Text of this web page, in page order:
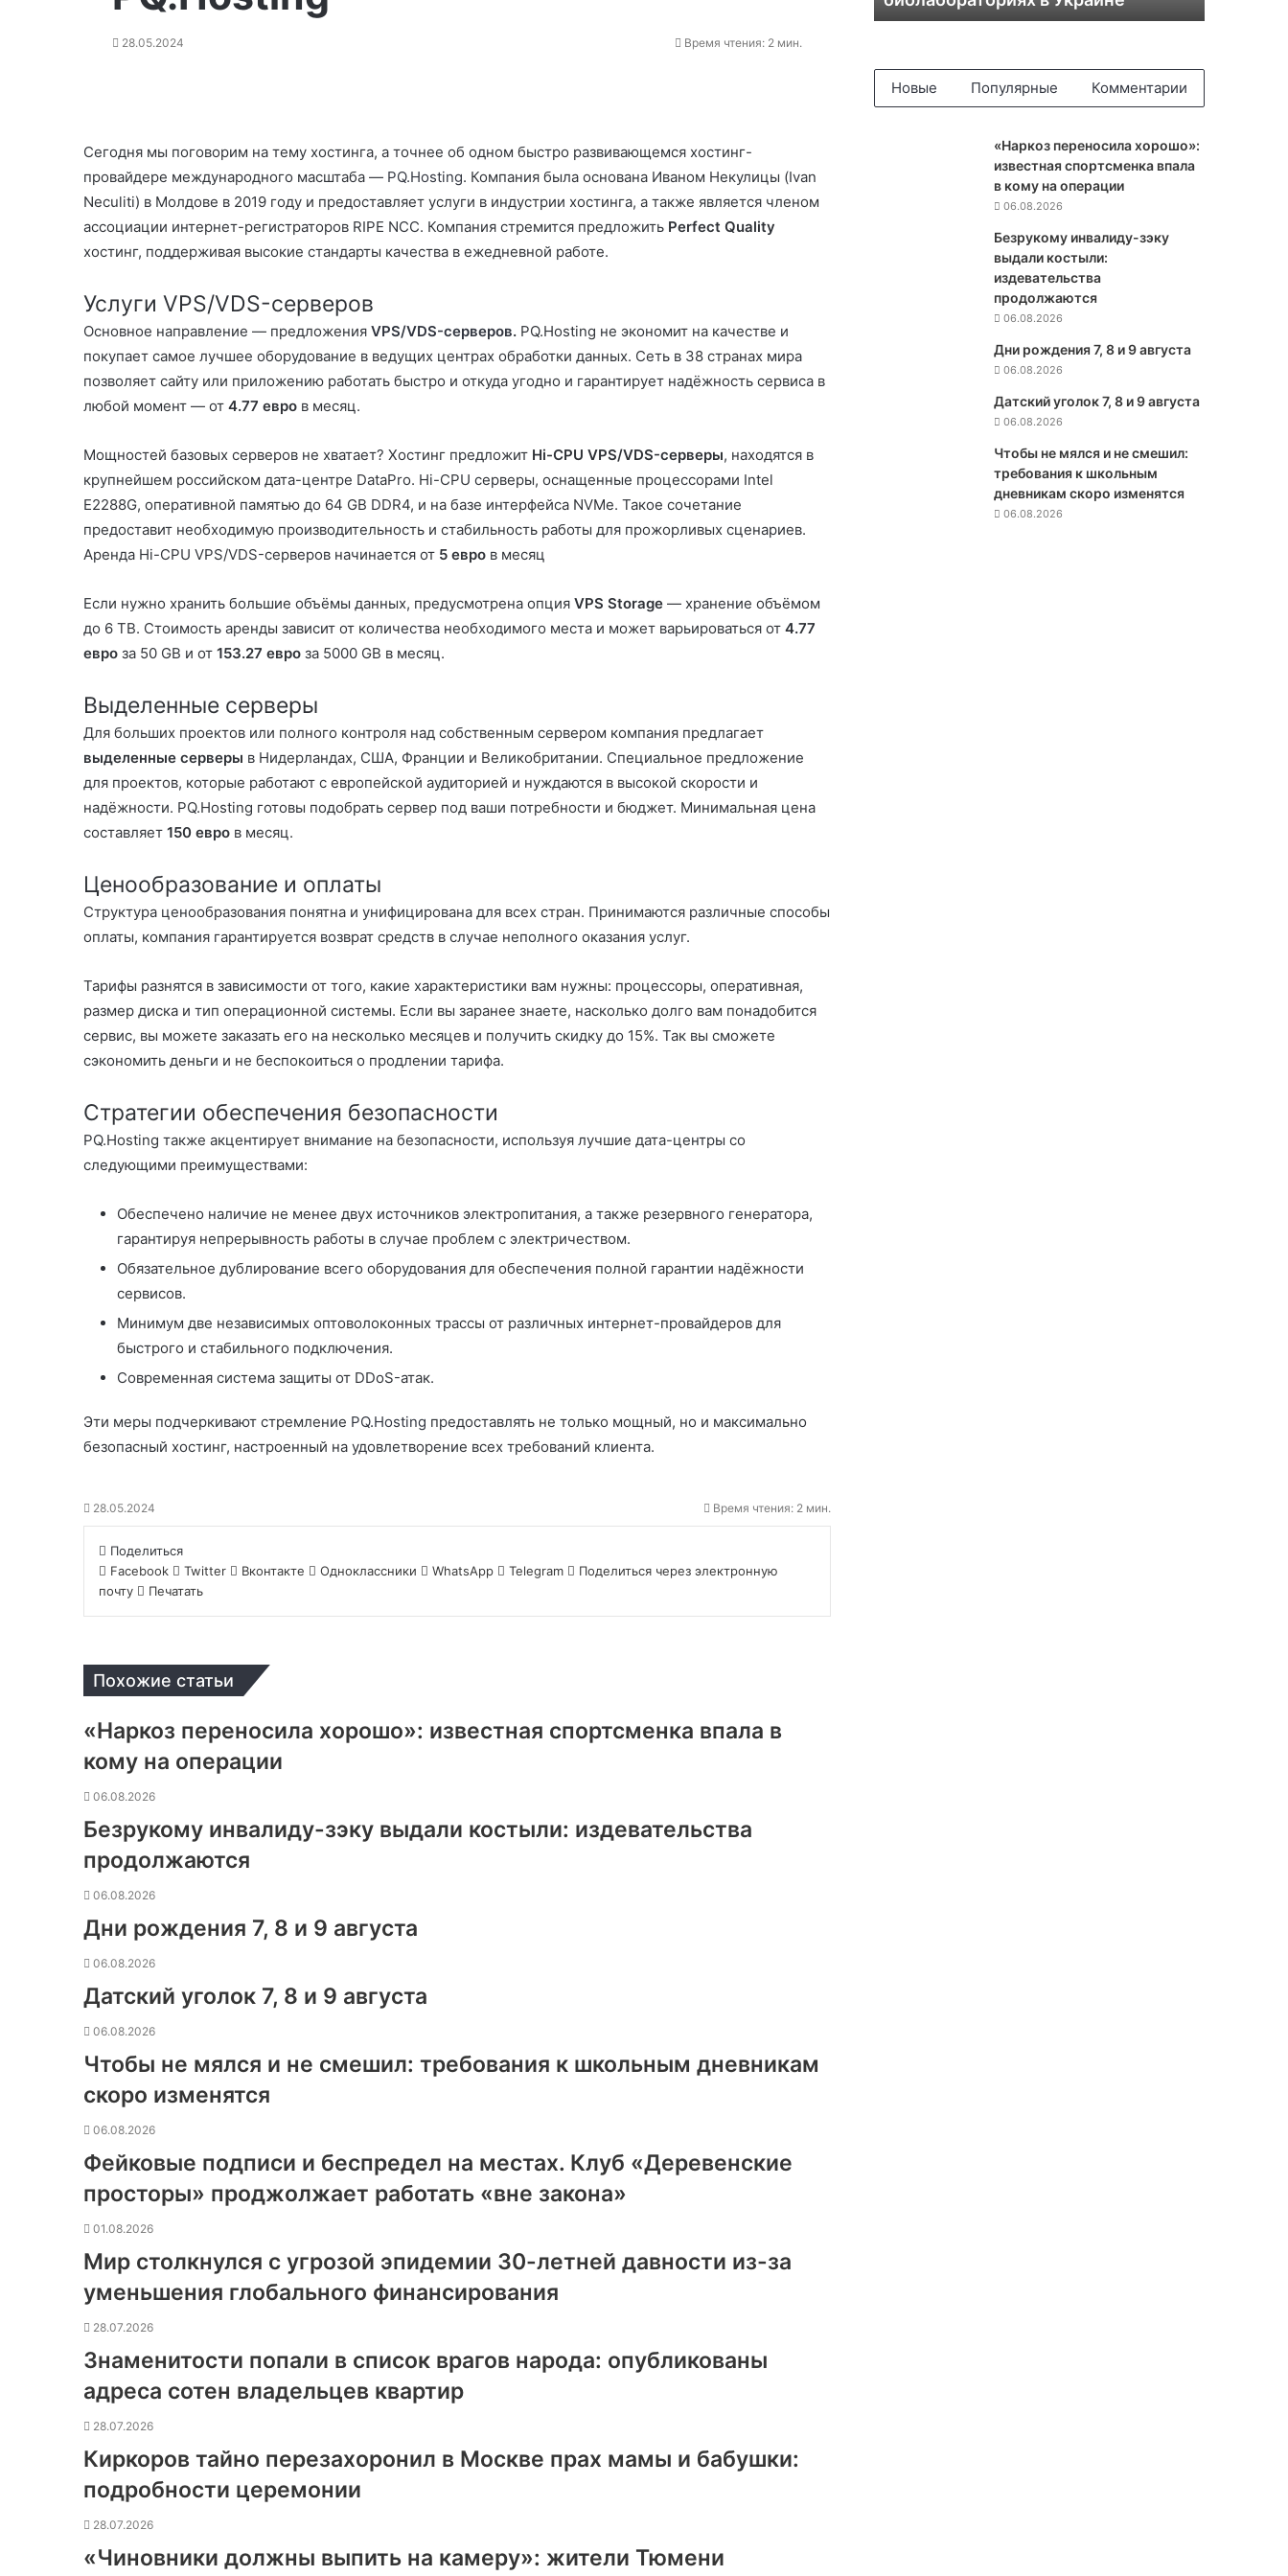
28.05.2024 Время чтения: 2 мин.
Сегодня мы поговорим на тему хостинга, а точнее об одном быстро развивающемся хостинг-
провайдере международного масштаба — PQ.Hosting. Компания была основана Иваном Некулицы (Ivan
Neculiti) в Молдове в 2019 году и предоставляет услуги в индустрии хостинга, а также является членом
ассоциации интернет-регистраторов RIPE NCC. Компания стремится предложить Perfect Quality
хостинг, поддерживая высокие стандарты качества в ежедневной работе.
Услуги VPS/VDS-серверов
Основное направление — предложения VPS/VDS-серверов. PQ.Hosting не экономит на качестве и
покупает самое лучшее оборудование в ведущих центрах обработки данных. Сеть в 38 странах мира
позволяет сайту или приложению работать быстро и откуда угодно и гарантирует надёжность сервиса в
любой момент — от 4.77 евро в месяц.
Мощностей базовых серверов не хватает? Хостинг предложит Hi-CPU VPS/VDS-серверы, находятся в
крупнейшем российском дата-центре DataPro. Hi-CPU серверы, оснащенные процессорами Intel
E2288G, оперативной памятью до 64 GB DDR4, и на базе интерфейса NVMe. Такое сочетание
предоставит необходимую производительность и стабильность работы для прожорливых сценариев.
Аренда Hi-CPU VPS/VDS-серверов начинается от 5 евро в месяц
Если нужно хранить большие объёмы данных, предусмотрена опция VPS Storage — хранение объёмом
до 6 TB. Стоимость аренды зависит от количества необходимого места и может варьироваться от 4.77
евро за 50 GB и от 153.27 евро за 5000 GB в месяц.
Выделенные серверы
Для больших проектов или полного контроля над собственным сервером компания предлагает
выделенные серверы в Нидерландах, США, Франции и Великобритании. Специальное предложение
для проектов, которые работают с европейской аудиторией и нуждаются в высокой скорости и
надёжности. PQ.Hosting готовы подобрать сервер под ваши потребности и бюджет. Минимальная цена
составляет 150 евро в месяц.
Ценообразование и оплаты
Структура ценообразования понятна и унифицирована для всех стран. Принимаются различные способы
оплаты, компания гарантируется возврат средств в случае неполного оказания услуг.
Тарифы разнятся в зависимости от того, какие характеристики вам нужны: процессоры, оперативная,
размер диска и тип операционной системы. Если вы заранее знаете, насколько долго вам понадобится
сервис, вы можете заказать его на несколько месяцев и получить скидку до 15%. Так вы сможете
сэкономить деньги и не беспокоиться о продлении тарифа.
Стратегии обеспечения безопасности
PQ.Hosting также акцентирует внимание на безопасности, используя лучшие дата-центры со
следующими преимуществами:
Обеспечено наличие не менее двух источников электропитания, а также резервного генератора,
гарантируя непрерывность работы в случае проблем с электричеством.
Обязательное дублирование всего оборудования для обеспечения полной гарантии надёжности
сервисов.
Минимум две независимых оптоволоконных трассы от различных интернет-провайдеров для
быстрого и стабильного подключения.
Современная система защиты от DDoS-атак.
Эти меры подчеркивают стремление PQ.Hosting предоставлять не только мощный, но и максимально
безопасный хостинг, настроенный на удовлетворение всех требований клиента.
28.05.2024 Время чтения: 2 мин.
Поделиться
Facebook
Twitter Вконтакте Одноклассники WhatsApp Telegram
Поделиться через электронную
почту
Печатать
Похожие статьи
«Наркоз переносила хорошо»: известная спортсменка впала в
кому на операции
06.08.2026
Безрукому инвалиду-зэку выдали костыли: издевательства
продолжаются
06.08.2026
Дни рождения 7, 8 и 9 августа
06.08.2026
Датский уголок 7, 8 и 9 августа
06.08.2026
Чтобы не мялся и не смешил: требования к школьным дневникам
скоро изменятся
06.08.2026
Фейковые подписи и беспредел на местах. Клуб «Деревенские
просторы» проджолжает работать «вне закона»
01.08.2026
Мир столкнулся с угрозой эпидемии 30-летней давности из-за
уменьшения глобального финансирования
28.07.2026
Знаменитости попали в список врагов народа: опубликованы
адреса сотен владельцев квартир
28.07.2026
Киркоров тайно перезахоронил в Москве прах мамы и бабушки:
подробности церемонии
28.07.2026
«Чиновники должны выпить на камеру»: жители Тюмени
с
Новые Популярные Комментарии
«Наркоз переносила хорошо»:
известная спортсменка впала
в кому на операции
06.08.2026
Безрукому инвалиду-зэку
выдали костыли:
издевательства
продолжаются
06.08.2026
Дни рождения 7, 8 и 9 августа
06.08.2026
Датский уголок 7, 8 и 9 августа
06.08.2026
Чтобы не мялся и не смешил:
требования к школьным
дневникам скоро изменятся
06.08.2026